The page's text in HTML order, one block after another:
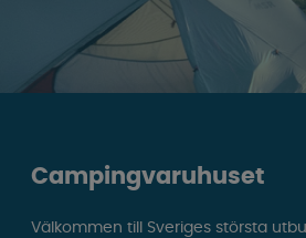
Campingvaruhuset
Välkommen till Sveriges största